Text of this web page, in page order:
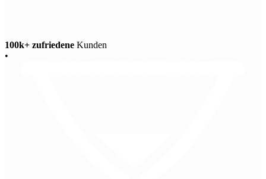
100k+ zufriedene Kunden
•